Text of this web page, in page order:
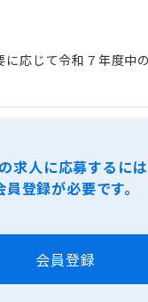
応じて令和７年度中
求人に応募するには
員登録が必要です。
会員登録